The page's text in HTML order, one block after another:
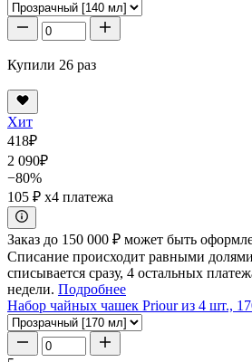
Купили 26 раз
Хит
418₽
2 090₽
−80%
105 ₽ x4 платежа
Заказ до 150 000 ₽ может быть
Списание происходит равными
списывается сразу, 4 остальных
недели. Подробнее
Набор чайных чашек Priour из 4 шт.,